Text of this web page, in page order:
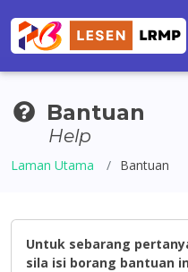
Bantuan
Help
Laman Utama Bantuan
Untuk sebarang
sila isi borang bantuan